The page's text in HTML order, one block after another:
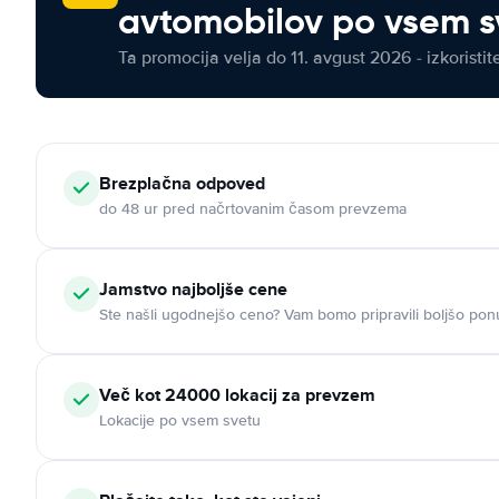
avtomobilov po vsem
Ta promocija velja do 11. avgust 2026 -
Brezplačna odpoved
do 48 ur pred načrtovanim časom prevzema
Jamstvo najboljše cene
Ste našli ugodnejšo ceno? Vam bomo pripravili boljšo
Več kot 24000 lokacij za prevzem
Lokacije po vsem svetu